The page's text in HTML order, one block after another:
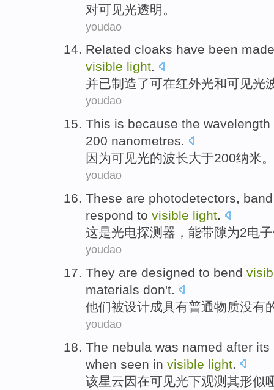
对可见光透明 。
youdao
Related cloaks have been made
visible light.
并已制造了可在红外光和可见光
youdao
This is because the wavelength
200 nanometres.
因为可见光的波长大于200纳米。
youdao
These are photodetectors, band
respond to visible light.
这是光电探测器 ， 能带隙为2电子
youdao
They are designed to bend
materials don't.
他们被设计成具有普通物质没有
youdao
The nebula was named after
when seen in visible light
该星云因在可见光下观测其形似